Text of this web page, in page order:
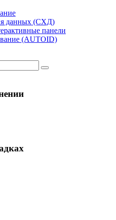
данных (СХД)
панели
(AUTOID)